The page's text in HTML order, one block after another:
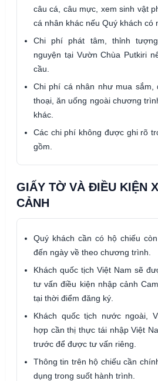
câu cá, câu mực, xem sinh vật
cá nhân khác nếu Quý khách có
Chi phí phát tâm, thỉnh
nguyện tại Vườn Chùa Putkiri
cầu.
Chi phí cá nhân như mua sắm,
thoại, ăn uống ngoài chương
khác.
Các chi phí không được ghi rõ
gồm.
GIẤY TỜ VÀ ĐIỀU KIỆN
CẢNH
Quý khách cần có hộ chiếu
đến ngày về theo chương trình.
Khách quốc tịch Việt Nam sẽ
tư vấn điều kiện nhập cảnh
tại thời điểm đăng ký.
Khách quốc tịch nước ngoài,
hợp cần thị thực tái nhập Việt
trước để được tư vấn riêng.
Thông tin trên hộ chiếu cần
dụng trong suốt hành trình.